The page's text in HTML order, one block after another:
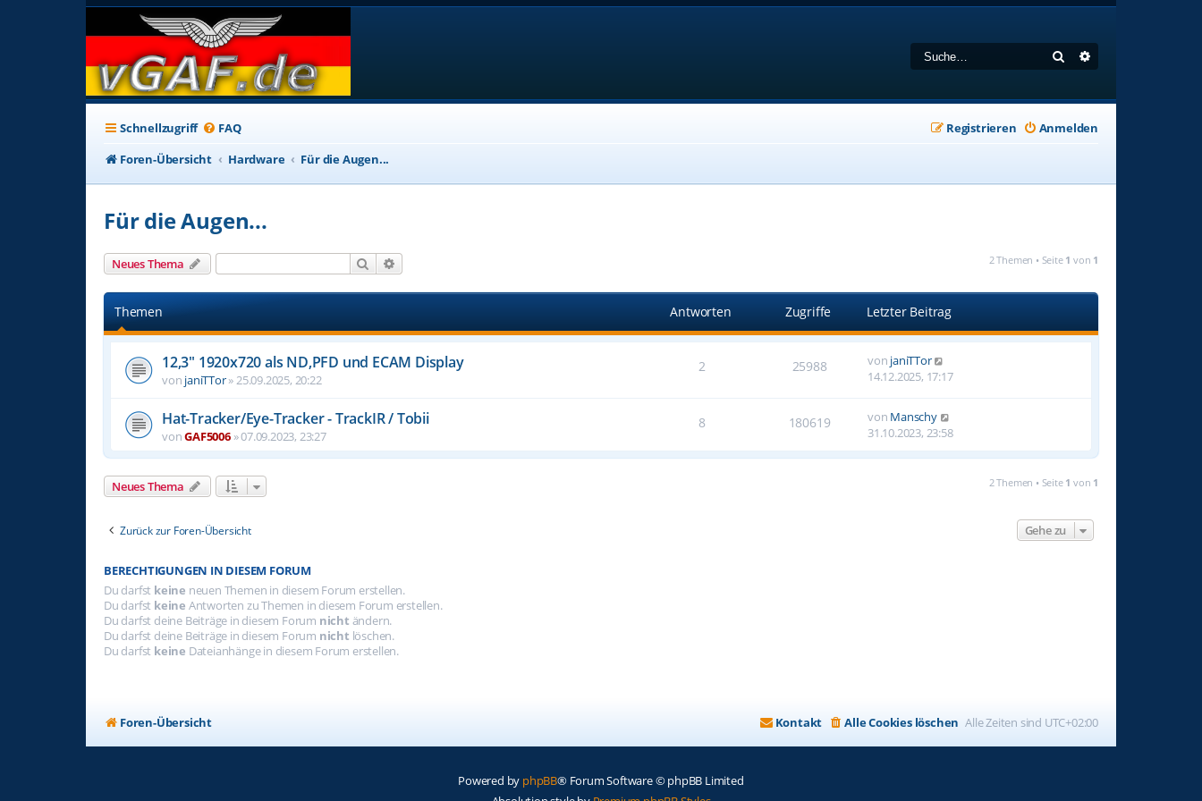
Suche
Schnellzugriff FAQ Anmelden
Registrieren
Foren-Übersicht
Hardware Für die Augen...
Für die Augen...
Neues Thema Suche 2 Themen • Seite 1 von 1
Themen Antworten Zugriffe Letzter Beitrag
12,3" 1920x720 als ND,PFD und ECAM Display
von janiTTor»25.09.2025, 20:22
2 25988 von janiTTor
14.12.2025, 17:17
Hat-Tracker/Eye-Tracker - TrackIR / Tobii
vonGAF5006»07.09.2023, 23:27
8 180619 von Manschy
31.10.2023, 23:58
Neues Thema 2 Themen • Seite 1 von 1
Zurück zur Foren-Übersicht Gehe zu
BERECHTIGUNGEN IN DIESEM FORUM
Du darfst keine neuen Themen in diesem Forum erstellen.
Du darfst keine Antworten zu Themen in diesem Forum erstellen.
Du darfst deine Beiträge in diesem Forum nicht ändern.
Du darfst deine Beiträge in diesem Forum nicht löschen.
Du darfst keine Dateianhänge in diesem Forum erstellen.
Foren-Übersicht Alle Zeiten sind UTC+02:00
Alle Cookies löschen
Kontakt
Powered by phpBB® Forum Software © phpBB Limited